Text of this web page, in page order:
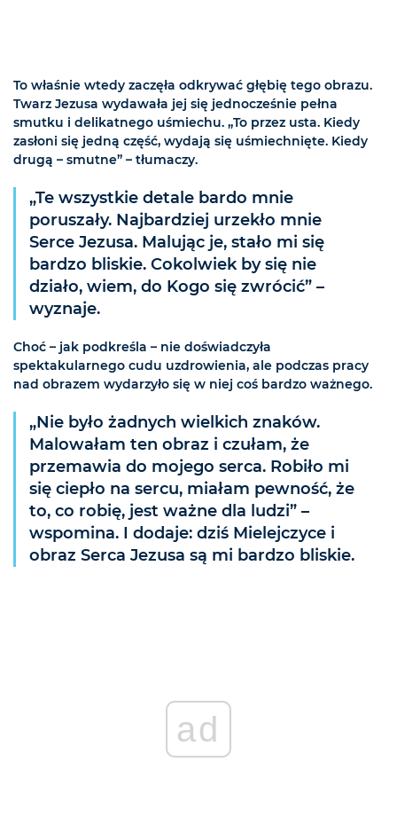
To właśnie wtedy zaczęła odkrywać głębię tego obrazu.
Twarz Jezusa wydawała jej się jednocześnie pełna
smutku i delikatnego uśmiechu. „To przez usta. Kiedy
zasłoni się jedną część, wydają się uśmiechnięte. Kiedy
drugą – smutne” – tłumaczy.
„Te wszystkie detale bardo mnie
poruszały. Najbardziej urzekło mnie
Serce Jezusa. Malując je, stało mi się
bardzo bliskie. Cokolwiek by się nie
działo, wiem, do Kogo się zwrócić” –
wyznaje.
Choć – jak podkreśla – nie doświadczyła
spektakularnego cudu uzdrowienia, ale podczas pracy
nad obrazem wydarzyło się w niej coś bardzo ważnego.
„Nie było żadnych wielkich znaków.
Malowałam ten obraz i czułam, że
przemawia do mojego serca. Robiło mi
się ciepło na sercu, miałam pewność, że
to, co robię, jest ważne dla ludzi” –
wspomina. I dodaje: dziś Mielejczyce i
obraz Serca Jezusa są mi bardzo bliskie.
ad